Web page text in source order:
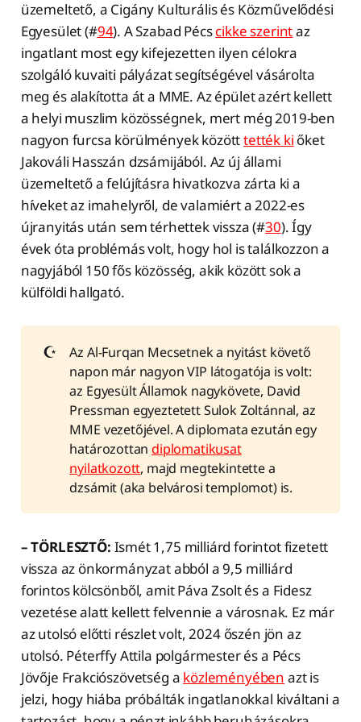
üzemeltető, a Cigány Kulturális és Közművelődési
Egyesület (#94). A Szabad Pécscikke szerintaz
ingatlant most egy kifejezetten ilyen célokra
szolgáló kuvaiti pályázat segítségével vásárolta
meg és alakította át a MME. Az épület azért kellett
a helyi muszlim közösségnek, mert még 2019-ben
nagyon furcsa körülmények közötttették ki őket
Jakováli Hasszán dzsámijából. Az új állami
üzemeltető a felújításra hivatkozva zárta ki a
híveket az imahelyről, de valamiért a 2022-es
újranyitás után sem térhettek vissza (#30). Így
évek óta problémás volt, hogy hol is találkozzon a
nagyjából 150 fős közösség, akik között sok a
külföldi hallgató.
☪️
Az Al-Furqan Mecsetnek a nyitást követő
napon már nagyon VIP látogatója is volt:
az Egyesült Államok nagykövete, David
Pressman egyeztetett Sulok Zoltánnal, az
MME vezetőjével. A diplomata ezután egy
határozottan diplomatikusat
nyilatkozott, majd megtekintette a
dzsámit (aka belvárosi templomot) is.
– TÖRLESZTŐ: Ismét 1,75 milliárd forintot fizetett
vissza az önkormányzat abból a 9,5 milliárd
forintos kölcsönből, amit Páva Zsolt és a Fidesz
vezetése alatt kellett felvennie a városnak. Ez már
az utolsó előtti részlet volt, 2024 őszén jön az
utolsó. Péterffy Attila polgármester és a Pécs
Jövője Frakciószövetség a közleményében azt is
jelzi, hogy hiába próbálták ingatlanokkal kiváltani a